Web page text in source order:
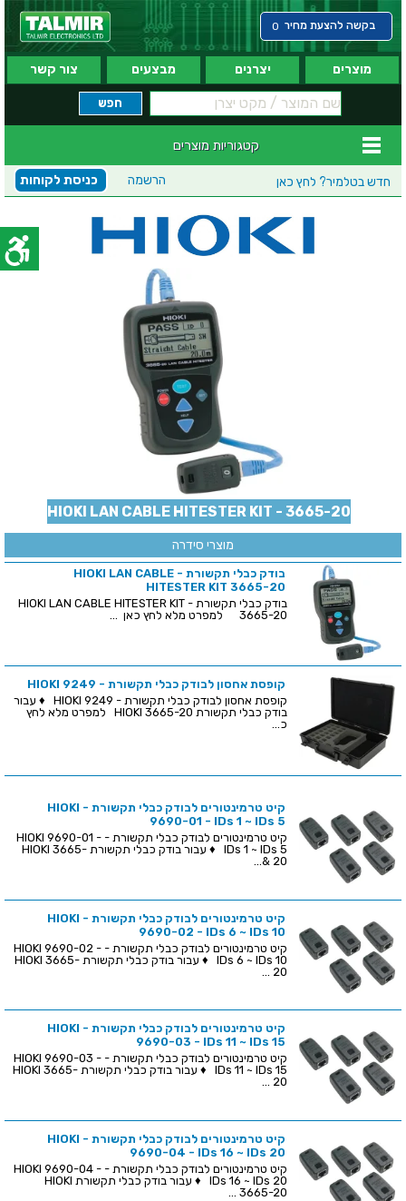
בקשה להצעת מחיר 0
מוצרים יצרנים מבצעים צור קשר
קטגוריות מוצרים
חדש בטלמיר? לחץ כאן כניסת לקוחות הרשמה
HIOKI LAN CABLE HITESTER KIT - 3665-20
מוצרי סידרה
בודק כבלי תקשורת - HIOKI LAN CABLE
HITESTER KIT 3665-20
בודק כבלי תקשורת - HIOKI LAN CABLE HITESTER KIT
3665-20 למפרט מלא לחץ כאן ...
קופסת אחסון לבודק כבלי תקשורת - HIOKI 9249
קופסת אחסון לבודק כבלי תקשורת - HIOKI 9249 ♦ עבור
בודק כבלי תקשורת HIOKI 3665-20 למפרט מלא לחץ
כ...
קיט טרמינטורים לבודק כבלי תקשורת - HIOKI
9690-01 - IDs 1 ~ IDs 5
קיט טרמינטורים לבודק כבלי תקשורת - HIOKI 9690-01 -
IDs 1 ~ IDs 5 ♦ עבור בודק כבלי תקשורת HIOKI 3665-
20 &...
קיט טרמינטורים לבודק כבלי תקשורת - HIOKI
9690-02 - IDs 6 ~ IDs 10
קיט טרמינטורים לבודק כבלי תקשורת - HIOKI 9690-02 -
IDs 6 ~ IDs 10 ♦ עבור בודק כבלי תקשורת HIOKI 3665-
20 ...
קיט טרמינטורים לבודק כבלי תקשורת - HIOKI
9690-03 - IDs 11 ~ IDs 15
קיט טרמינטורים לבודק כבלי תקשורת - HIOKI 9690-03 -
IDs 11 ~ IDs 15 ♦ עבור בודק כבלי תקשורת HIOKI 3665-
20 ...
קיט טרמינטורים לבודק כבלי תקשורת - HIOKI
9690-04 - IDs 16 ~ IDs 20
קיט טרמינטורים לבודק כבלי תקשורת - HIOKI 9690-04 -
IDs 16 ~ IDs 20 ♦ עבור בודק כבלי תקשורת HIOKI
3665-20 ...